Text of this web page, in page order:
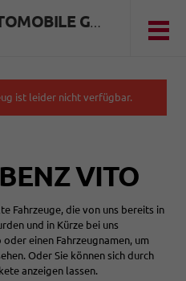
HUBER AUTOMOBILE GMBH
ist leider nicht verfügbar.
VITO
Fahrzeuge, die von uns bereits in
und in Kürze bei uns
einen Fahrzeugnamen, um
Oder Sie können sich durch
anzeigen lassen.